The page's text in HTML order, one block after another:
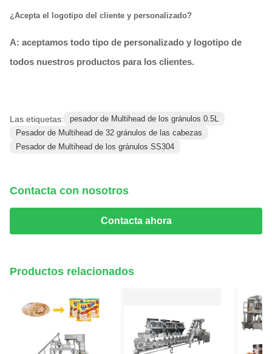
¿Acepta el logotipo del cliente y personalizado?
A: aceptamos todo tipo de personalizado y logotipo de
todos nuestros productos para los clientes.
Las etiquetas:
pesador de Multihead de los gránulos 0.5L
Pesador de Multihead de 32 gránulos de las cabezas
Pesador de Multihead de los gránulos SS304
Contacta con nosotros
Contacta ahora
Productos relacionados